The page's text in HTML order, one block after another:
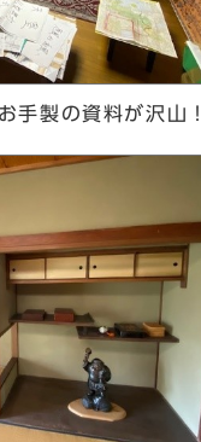
手製の資料が沢山！